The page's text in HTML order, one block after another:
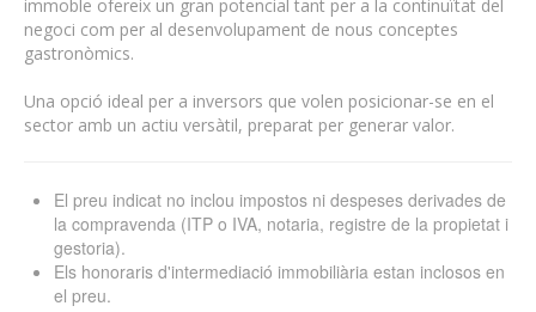
immoble ofereix un gran potencial tant per a la continuïtat del
negoci com per al desenvolupament de nous conceptes
gastronòmics.
Una opció ideal per a inversors que volen posicionar-se en el
sector amb un actiu versàtil, preparat per generar valor.
El preu indicat no inclou impostos ni despeses derivades de
la compravenda (ITP o IVA, notaria, registre de la propietat i
gestoria).
Els honoraris d'intermediació immobiliària estan inclosos en
el preu.